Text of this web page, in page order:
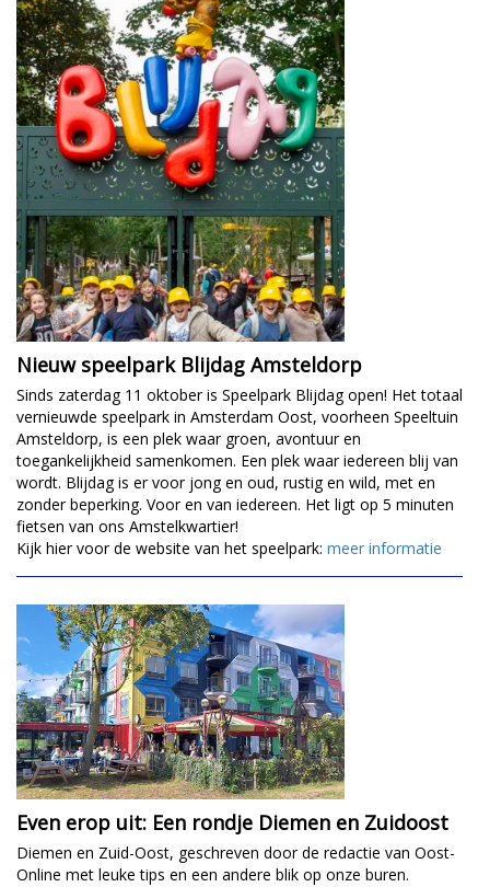
Nieuw speelpark Blijdag Amsteldorp
Sinds zaterdag 11 oktober is Speelpark Blijdag open! Het totaal
vernieuwde speelpark in Amsterdam Oost, voorheen Speeltuin
Amsteldorp, is een plek waar groen, avontuur en
toegankelijkheid samenkomen. Een plek waar iedereen blij van
wordt. Blijdag is er voor jong en oud, rustig en wild, met en
zonder beperking. Voor en van iedereen. Het ligt op 5 minuten
fietsen van ons Amstelkwartier!
Kijk hier voor de website van het speelpark: meer informatie
Even erop uit: Een rondje Diemen en Zuidoost
Diemen en Zuid-Oost, geschreven door de redactie van Oost-
Online met leuke tips en een andere blik op onze buren.